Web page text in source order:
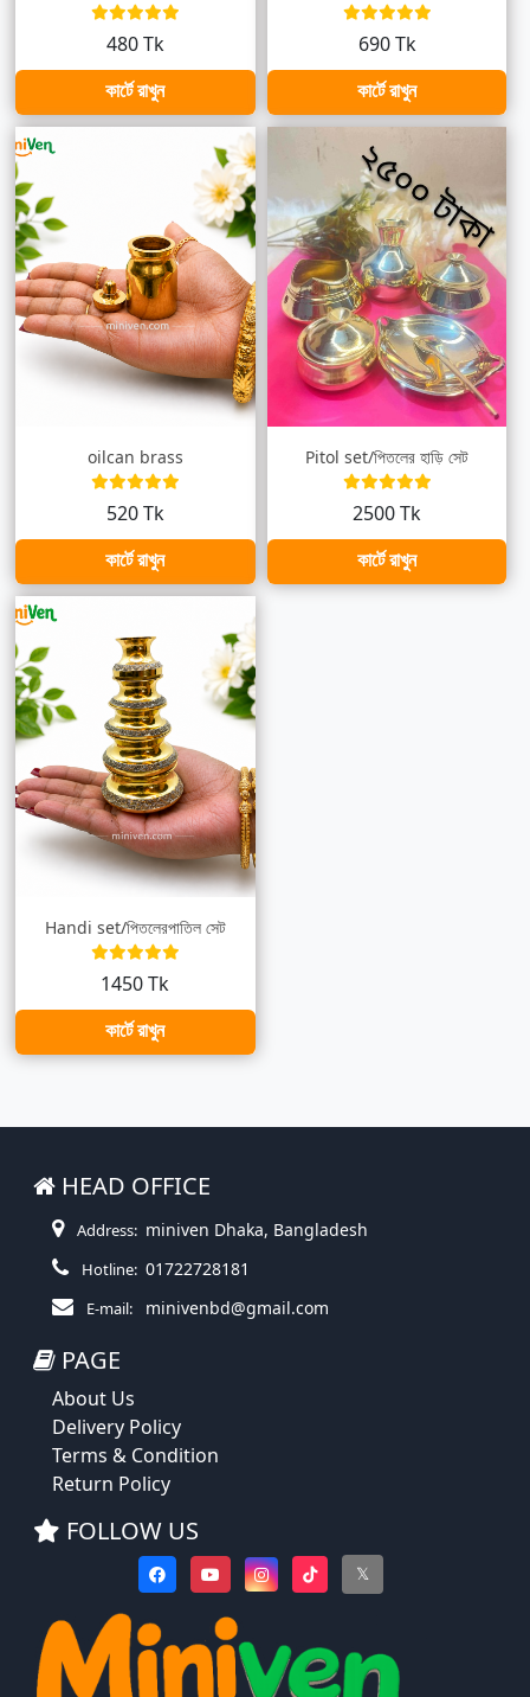
480 Tk
কার্টে রাখুন
690 Tk
কার্টে রাখুন
oilcan brass
520 Tk
কার্টে রাখুন
Pitol set/পিতলের হাড়ি সেট
2500 Tk
কার্টে রাখুন
Handi set/পিতলেরপাতিল সেট
1450 Tk
কার্টে রাখুন
HEAD OFFICE
Address: miniven Dhaka, Bangladesh
Hotline: 01722728181
E-mail: minivenbd@gmail.com
PAGE
About Us
Delivery Policy
Terms & Condition
Return Policy
FOLLOW US
𝕏